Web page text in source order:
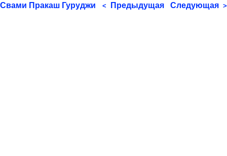
Свами Пракаш Гуруджи < Предыдущая Следующая >